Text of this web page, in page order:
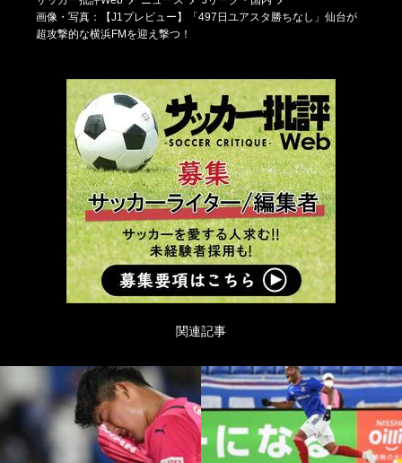
画像・写真：【J1プレビュー】「497日ユアスタ勝ちなし」仙台が
超攻撃的な横浜FMを迎え撃つ！
関連記事